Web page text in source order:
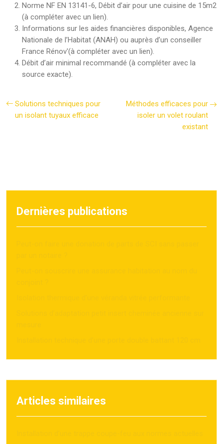
Norme NF EN 13141-6, Débit d’air pour une cuisine de 15m2
(à compléter avec un lien).
Informations sur les aides financières disponibles, Agence
Nationale de l’Habitat (ANAH) ou auprès d’un conseiller
France Rénov'(à compléter avec un lien).
Débit d’air minimal recommandé (à compléter avec la
source exacte).
Solutions techniques pour
un isolant tuyaux efficace
Méthodes efficaces pour
isoler un volet roulant
existant
Dernières publications
Articles similaires